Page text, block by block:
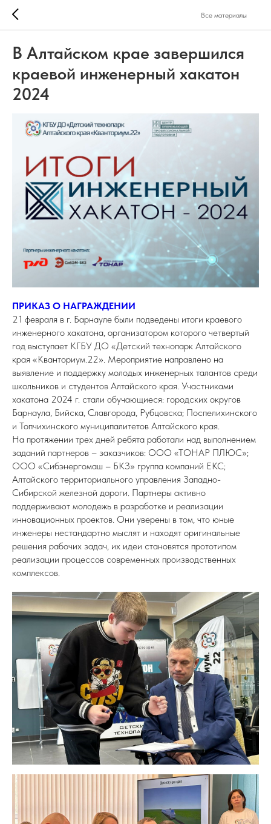
Все материалы
В Алтайском крае завершился
краевой инженерный хакатон
2024
ПРИКАЗ О НАГРАЖДЕНИИ
21 февраля в г. Барнауле были подведены итоги краевого
инженерного хакатона, организатором которого четвертый
год выступает КГБУ ДО «Детский технопарк Алтайского
края «Кванториум.22». Мероприятие направлено на
выявление и поддержку молодых инженерных талантов среди
школьников и студентов Алтайского края. Участниками
хакатона 2024 г. стали обучающиеся: городских округов
Барнаула, Бийска, Славгорода, Рубцовска; Поспелихинского
и Топчихинского муниципалитетов Алтайского края.
На протяжении трех дней ребята работали над выполнением
заданий партнеров – заказчиков: ООО «ТОНАР ПЛЮС»;
ООО «Сибэнергомаш – БКЗ» группа компаний ЕКС;
Алтайского территориального управления Западно-
Сибирской железной дороги. Партнеры активно
поддерживают молодежь в разработке и реализации
инновационных проектов. Они уверены в том, что юные
инженеры нестандартно мыслят и находят оригинальные
решения рабочих задач, их идеи становятся прототипом
реализации процессов современных производственных
комплексов.